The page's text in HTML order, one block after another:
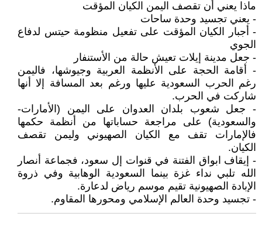
ماذا يعني أن تقصف اليمن الكيان المؤقت
- يعني تجسيد وحدة ساحات
- أجبار الكيان المؤقت على تفعيل منظومة حيتس لدفاع
الجوي
- جعل مدينة إيلات تعيش حالة من الأستنفار
- أقامة الحجة على الأنظمة العربية وجيوشها، فاليمن
رغم الحرب السعودية عليها ورغم بعد المسافة إلا أنها
شاركت في الحرب.
- جعل شعوب بلدان العدوان على اليمن (الأمارات-
والسعودية) على مراجعة حساباتها من أنظمة حكمها
فالإمارات تقف مع الكيان الصهيوني وليمن تقصف
الكيان.
- إيقاف ابواق الفتنة في قنوات إل سعود، فجماعة أنصار
الله تلبي نداء غزة بينما السعودية الوهابية وفي ذروة
الإبادة الصهيونية تقيم موسم رياض لدعارة.
- تجسيد وحدة العالم الإسلامي ومحورها المقاوم.